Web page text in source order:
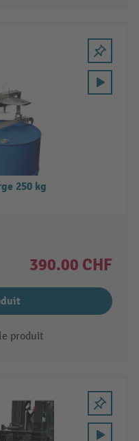
250 kg
390.00 CHF
produit